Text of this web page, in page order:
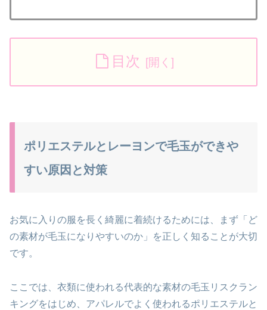
目次
ポリエステルとレーヨンで毛玉ができや
すい原因と対策
お気に入りの服を長く綺麗に着続けるためには、まず「ど
の素材が毛玉になりやすいのか」を正しく知ることが大切
です。
ここでは、衣類に使われる代表的な素材の毛玉リスクラン
キングをはじめ、アパレルでよく使われるポリエステルと